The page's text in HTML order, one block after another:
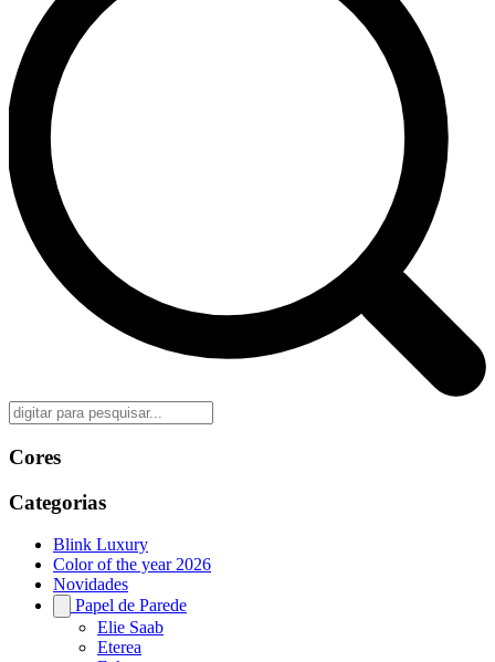
Cores
Categorias
Blink Luxury
Color of the year 2026
Novidades
Papel de Parede
Elie Saab
Eterea